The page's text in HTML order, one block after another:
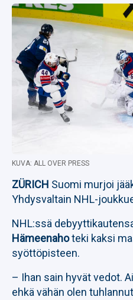
KUVA: ALL OVER PRESS
ZÜRICH Suomi murjoi
Yhdysvaltain NHL-
NHL:ssä
Hämeenahoteki kaksi
syöttöpisteen.
– Ihan sain hyvät vedot.
ehkä vähän olen